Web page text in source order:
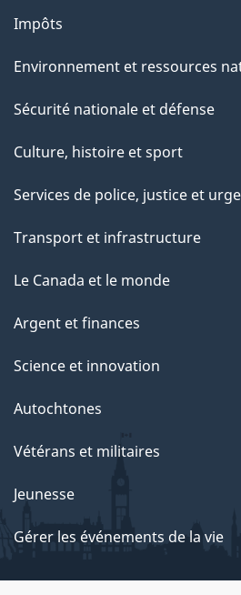
Impôts
Environnement et ressources
Sécurité nationale et défense
Culture, histoire et sport
Services de police, justice et
Transport et infrastructure
Le Canada et le monde
Argent et finances
Science et innovation
Autochtones
Vétérans et militaires
Jeunesse
Gérer les événements de la vie